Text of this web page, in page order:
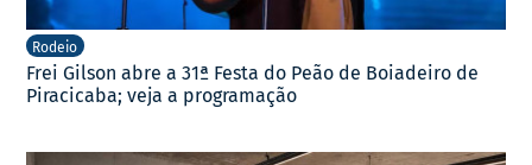
Rodeio
Frei Gilson abre a 31ª Festa do Peão de Boiadeiro de
Piracicaba; veja a programação